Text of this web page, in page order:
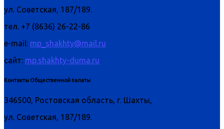
ул. Советская, 187/189.
тел. +7 (8636) 26-22-86
e-mail: mp_shakhty@mail.ru
сайт: mp.shakhty-duma.ru
Контакты Общественной палаты
346500, Ростовская область, г. Шахты,
ул. Советская, 187/189.